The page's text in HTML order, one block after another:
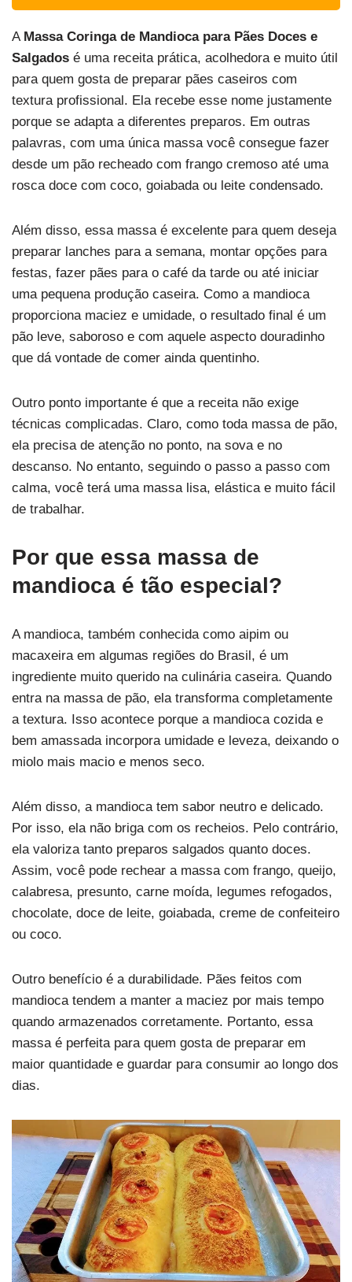
A Massa Coringa de Mandioca para Pães Doces e
Salgados é uma receita prática, acolhedora e muito útil
para quem gosta de preparar pães caseiros com
textura profissional. Ela recebe esse nome justamente
porque se adapta a diferentes preparos. Em outras
palavras, com uma única massa você consegue fazer
desde um pão recheado com frango cremoso até uma
rosca doce com coco, goiabada ou leite condensado.
Além disso, essa massa é excelente para quem deseja
preparar lanches para a semana, montar opções para
festas, fazer pães para o café da tarde ou até iniciar
uma pequena produção caseira. Como a mandioca
proporciona maciez e umidade, o resultado final é um
pão leve, saboroso e com aquele aspecto douradinho
que dá vontade de comer ainda quentinho.
Outro ponto importante é que a receita não exige
técnicas complicadas. Claro, como toda massa de pão,
ela precisa de atenção no ponto, na sova e no
descanso. No entanto, seguindo o passo a passo com
calma, você terá uma massa lisa, elástica e muito fácil
de trabalhar.
Por que essa massa de
mandioca é tão especial?
A mandioca, também conhecida como aipim ou
macaxeira em algumas regiões do Brasil, é um
ingrediente muito querido na culinária caseira. Quando
entra na massa de pão, ela transforma completamente
a textura. Isso acontece porque a mandioca cozida e
bem amassada incorpora umidade e leveza, deixando o
miolo mais macio e menos seco.
Além disso, a mandioca tem sabor neutro e delicado.
Por isso, ela não briga com os recheios. Pelo contrário,
ela valoriza tanto preparos salgados quanto doces.
Assim, você pode rechear a massa com frango, queijo,
calabresa, presunto, carne moída, legumes refogados,
chocolate, doce de leite, goiabada, creme de confeiteiro
ou coco.
Outro benefício é a durabilidade. Pães feitos com
mandioca tendem a manter a maciez por mais tempo
quando armazenados corretamente. Portanto, essa
massa é perfeita para quem gosta de preparar em
maior quantidade e guardar para consumir ao longo dos
dias.